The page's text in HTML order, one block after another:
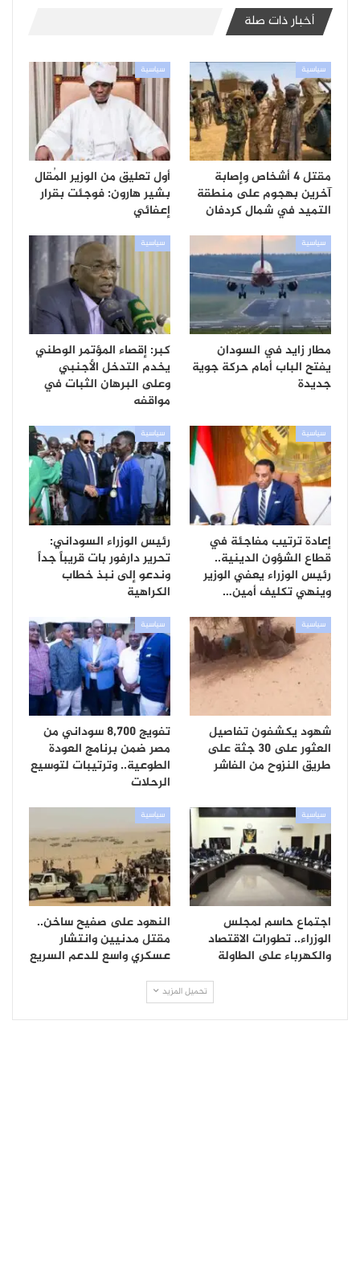
أخبار ذات صلة
سياسية
مقتل 4 أشخاص وإصابة
آخرين بهجوم على منطقة
التميد في شمال كردفان
سياسية
أول تعليق من الوزير المُقال
بشير هارون: فوجئت بقرار
إعفائي
سياسية
مطار زايد في السودان
يفتح الباب أمام حركة جوية
جديدة
سياسية
كبر: إقصاء المؤتمر الوطني
يخدم التدخل الأجنبي
وعلى البرهان الثبات في
مواقفه
سياسية
إعادة ترتيب مفاجئة في
قطاع الشؤون الدينية..
رئيس الوزراء يعفي الوزير
وينهي تكليف أمين…
سياسية
رئيس الوزراء السوداني:
تحرير دارفور بات قريباً جداً
وندعو إلى نبذ خطاب
الكراهية
سياسية
شهود يكشفون تفاصيل
العثور على 30 جثة على
طريق النزوح من الفاشر
سياسية
تفويج 8,700 سوداني من
مصر ضمن برنامج العودة
الطوعية.. وترتيبات لتوسيع
الرحلات
سياسية
اجتماع حاسم لمجلس
الوزراء.. تطورات الاقتصاد
والكهرباء على الطاولة
سياسية
النهود على صفيح ساخن..
مقتل مدنيين وانتشار
عسكري واسع للدعم السريع
تحميل المزيد